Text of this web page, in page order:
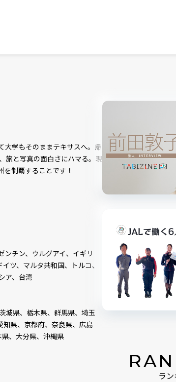
大学もそのままテキサスへ。帰
旅と写真の面白さにハマる。現
制覇することです！
チン、ウルグアイ、イギリ
ツ、マルタ共和国、トルコ、
ア、台湾
城県、栃木県、群馬県、埼玉
知県、京都府、奈良県、広島
、大分県、沖縄県
ラ